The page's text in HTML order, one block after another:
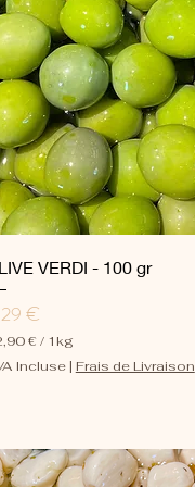
Aperçu rapide
VERDI - 100 gr
€
€ / 1kg
Incluse| Frais de Livraison